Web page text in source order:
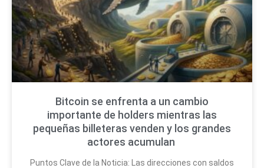
Bitcoin se enfrenta a un cambio
importante de holders mientras las
pequeñas billeteras venden y los grandes
actores acumulan
Puntos Clave de la Noticia: Las direcciones con saldos